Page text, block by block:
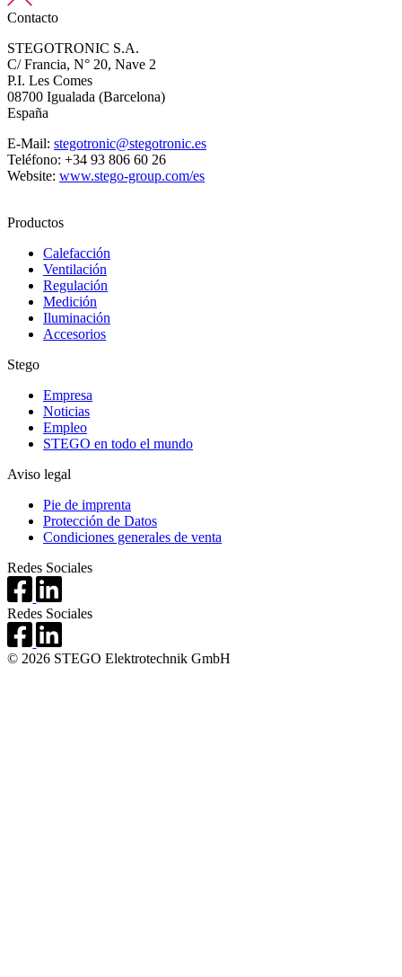
Contacto
STEGOTRONIC S.A.
C/ Francia, N° 20, Nave 2
P.I. Les Comes
08700 Igualada (Barcelona)
España
E-Mail: stegotronic@stegotronic.es
Teléfono: +34 93 806 60 26
Website: www.stego-group.com/es
Productos
Calefacción
Ventilación
Regulación
Medición
Iluminación
Accesorios
Stego
Empresa
Noticias
Empleo
STEGO en todo el mundo
Aviso legal
Pie de imprenta
Protección de Datos
Condiciones generales de venta
Redes Sociales
Redes Sociales
© 2026 STEGO Elektrotechnik GmbH